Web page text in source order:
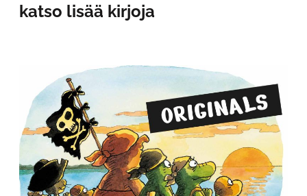
katso lisää kirjoja